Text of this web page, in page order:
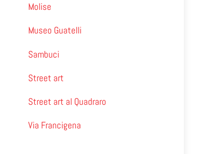
Molise
Museo Guatelli
Sambuci
Street art
Street art al Quadraro
Via Francigena